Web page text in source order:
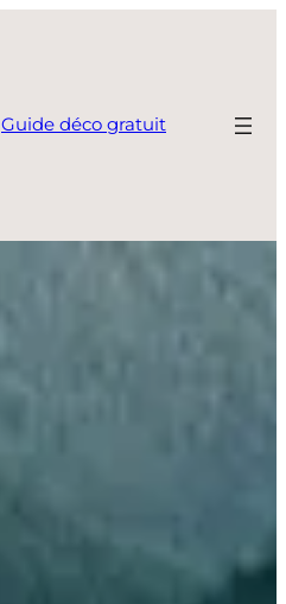
Guide déco gratuit